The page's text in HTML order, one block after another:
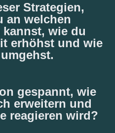
Strategien,
an welchen
wie du
erhöhst und wie
gespannt, wie
erweitern und
reagieren wird?